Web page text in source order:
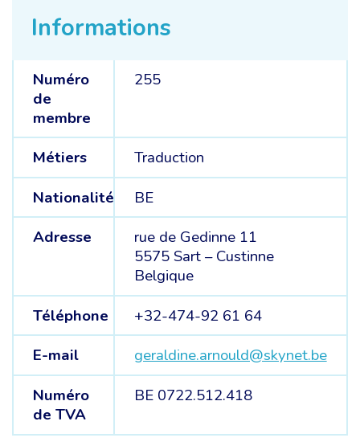
Informations
Numéro
de
membre
255
Métiers
Traduction
Nationalité
BE
Adresse
rue de Gedinne 11
5575 Sart – Custinne
Belgique
Téléphone
+32-474-92 61 64
E-mail
geraldine.arnould@skynet.be
Numéro
de TVA
BE 0722.512.418